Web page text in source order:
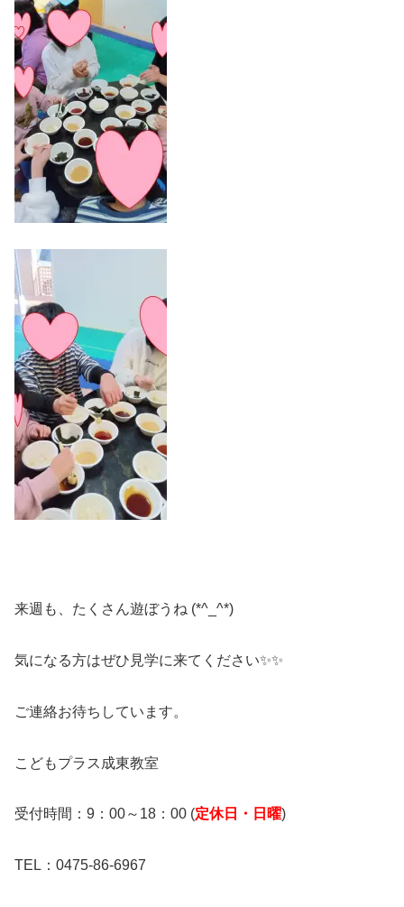
来週も、たくさん遊ぼうね (*^_^*)
気になる方はぜひ見学に来てください✨✨
ご連絡お待ちしています。
こどもプラス成東教室
受付時間：9：00～18：00 (定休日・日曜)
TEL：0475-86-6967